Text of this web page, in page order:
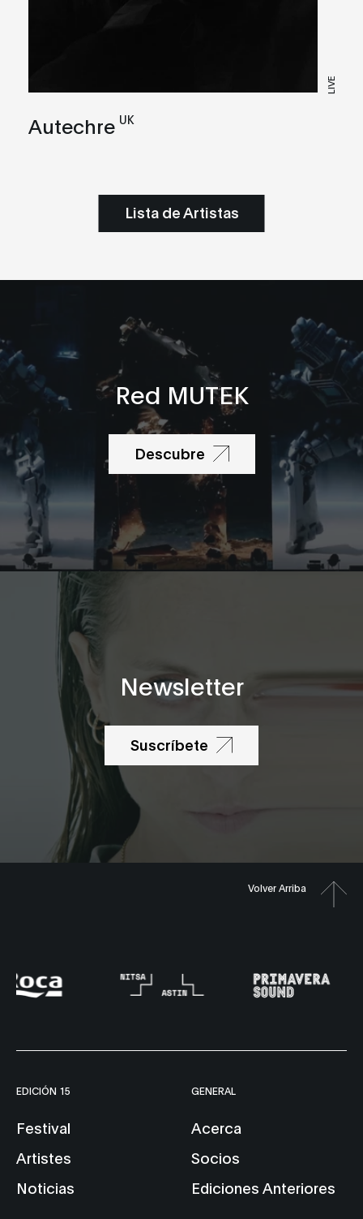
LIVE
Autechre UK
Lista de Artistas
Red MUTEK
Descubre
Newsletter
Suscríbete
Volver Arriba
EDICIÓN 15
Festival
Artistes
Noticias
GENERAL
Acerca
Socios
Ediciones Anteriores